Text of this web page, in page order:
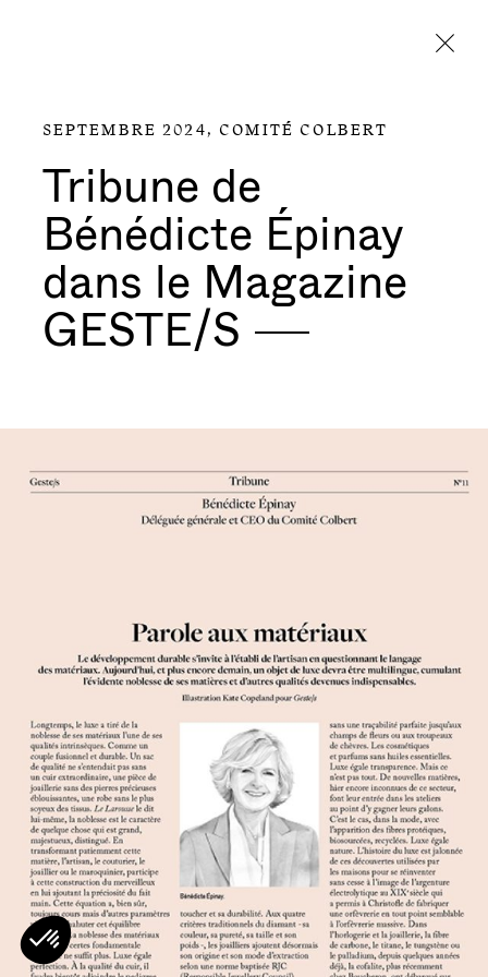
SEPTEMBRE 2024, COMITÉ COLBERT
Tribune de
Bénédicte Épinay
dans le Magazine
GESTE/S